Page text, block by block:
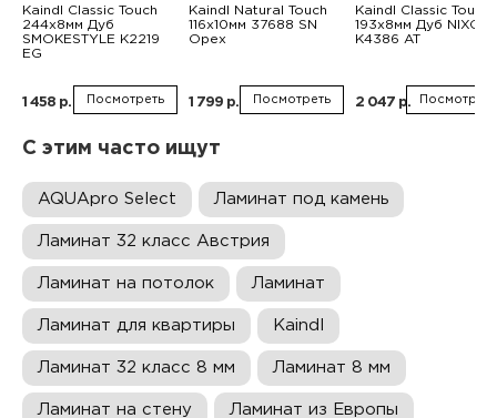
Kaindl Classic Touch
244x8мм Дуб
SMOKESTYLE K2219
EG
1 458 р. Посмотреть
Kaindl Natural Touch
116x10мм 37688 SN
Орех
1 799 р. Посмотреть
Kaindl Classic Touch
193x8мм Дуб NIXON
K4386 AT
2 047 р. Посмотреть
С этим часто ищут
AQUApro Select Ламинат под камень
Ламинат 32 класс Австрия
Ламинат на потолок Ламинат
Ламинат для квартиры Kaindl
Ламинат 32 класс 8 мм Ламинат 8 мм
Ламинат на стену Ламинат из Европы